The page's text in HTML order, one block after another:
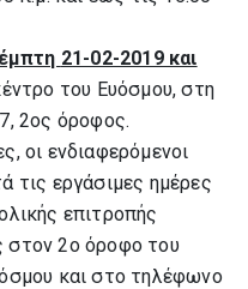
έμπτη 21-02-2019 και
του Ευόσμου, στη
2ος όροφος.
οι ενδιαφερόμενοι
τις εργάσιμες ημέρες
επιτροπής
στον 2ο όροφο του
και στο τηλέφωνο